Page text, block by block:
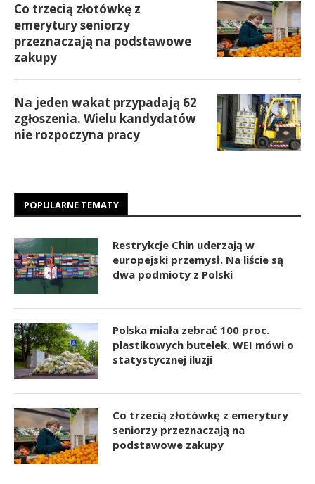
Co trzecią złotówkę z
emerytury seniorzy
przeznaczają na podstawowe
zakupy
Na jeden wakat przypadają 62
zgłoszenia. Wielu kandydatów
nie rozpoczyna pracy
POPULARNE TEMATY
Restrykcje Chin uderzają w
europejski przemysł. Na liście są
dwa podmioty z Polski
Polska miała zebrać 100 proc.
plastikowych butelek. WEI mówi o
statystycznej iluzji
Co trzecią złotówkę z emerytury
seniorzy przeznaczają na
podstawowe zakupy